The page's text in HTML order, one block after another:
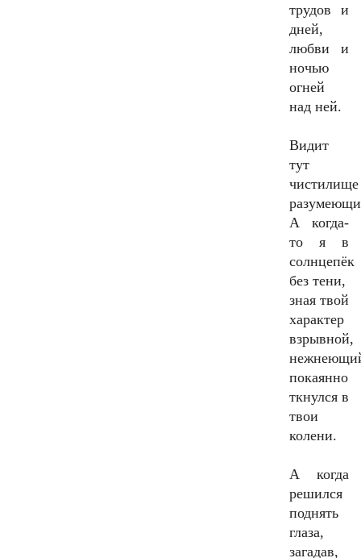
трудов и
дней,
любви и
ночью
огней
над ней.
Видит
тут
чистилище
А когда-
то я в
солнцепёк
без тени,
зная твой
характер
взрывной,
покаянно
ткнулся в
твои
колени.
А когда
решился
поднять
глаза,
загадав,